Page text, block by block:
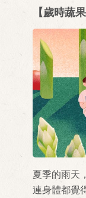
【歲時蔬
夏季的雨天
連身體都覺